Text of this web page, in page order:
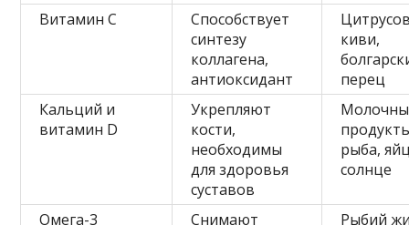
Витамин C
Способствует
синтезу
коллагена,
антиоксидант
киви,
перец
Кальций и
витамин D
Укрепляют
кости,
необходимы
для здоровья
суставов
рыба,
солнце
Омега-3
Снимают
Рыбий